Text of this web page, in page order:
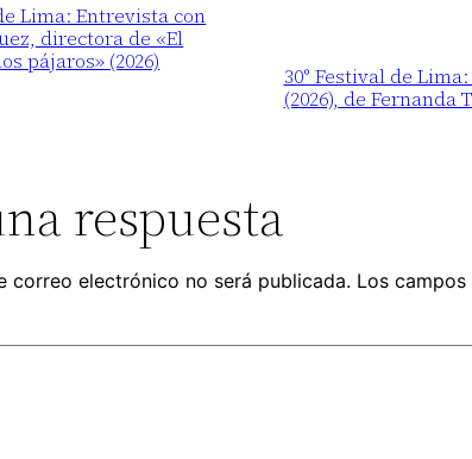
Lima: Entrevista con
directora de «El
pájaros» (2026)
30° Festival de
(2026), de Fernanda
respuesta
correo electrónico no será publicada. Los